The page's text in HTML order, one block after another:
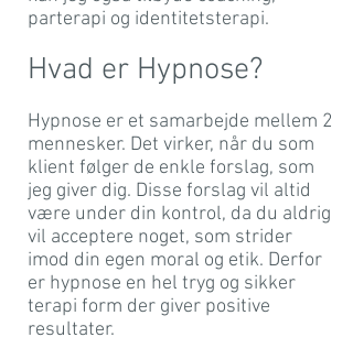
parterapi og identitetsterapi.
Hvad er Hypnose?
Hypnose er et samarbejde mellem 2
mennesker. Det virker, når du som
klient følger de enkle forslag, som
jeg giver dig. Disse forslag vil altid
være under din kontrol, da du aldrig
vil acceptere noget, som strider
imod din egen moral og etik. Derfor
er hypnose en hel tryg og sikker
terapi form der giver positive
resultater.